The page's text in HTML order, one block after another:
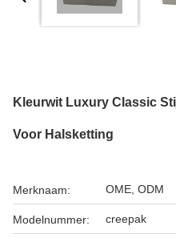
Kleurwit Luxury Classic
Voor Halsketting
Merknaam: OME, ODM
Modelnummer: creepak